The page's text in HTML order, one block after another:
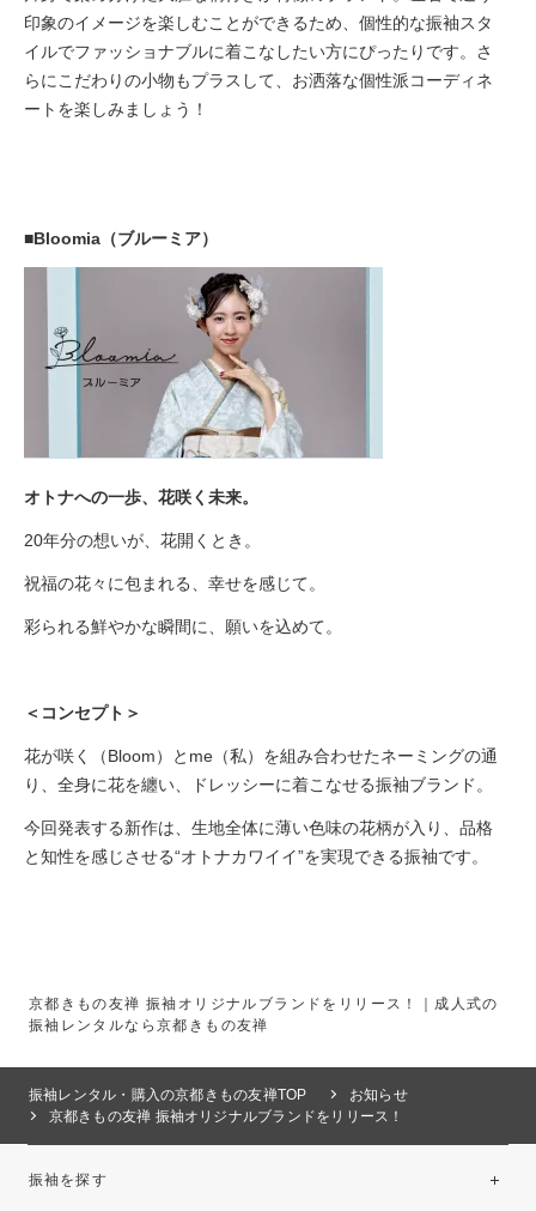
印象のイメージを楽しむことができるため、個性的な振袖スタ
イルでファッショナブルに着こなしたい方にぴったりです。さ
らにこだわりの小物もプラスして、お洒落な個性派コーディネ
ートを楽しみましょう！
■Bloomia（ブルーミア）
オトナへの一歩、花咲く未来。
20年分の想いが、花開くとき。
祝福の花々に包まれる、幸せを感じて。
彩られる鮮やかな瞬間に、願いを込めて。
＜コンセプト＞
花が咲く（Bloom）とme（私）を組み合わせたネーミングの通
り、全身に花を纏い、ドレッシーに着こなせる振袖ブランド。
今回発表する新作は、生地全体に薄い色味の花柄が入り、品格
と知性を感じさせる“オトナカワイイ”を実現できる振袖です。
京都きもの友禅 振袖オリジナルブランドをリリース！｜成人式の
振袖レンタルなら京都きもの友禅
振袖レンタル・購入の京都きもの友禅TOP
お知らせ
京都きもの友禅 振袖オリジナルブランドをリリース！
振袖を探す